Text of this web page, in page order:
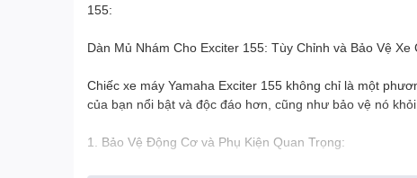
155:
Dàn Mủ Nhám Cho Exciter 155: Tùy Chỉnh và Bảo Vệ Xe
Chiếc xe máy Yamaha Exciter 155 không chỉ là một
của bạn nổi bật và độc đáo hơn, cũng như bảo vệ nó
1. Bảo Vệ Động Cơ và Phụ Kiện Quan Trọng: